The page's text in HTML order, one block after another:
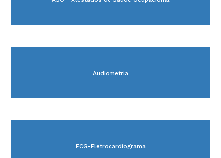
Audiometria
ECG-Eletrocardiograma